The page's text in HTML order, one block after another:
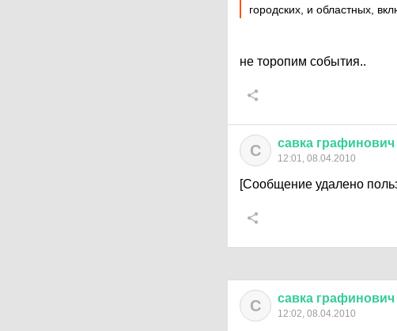
городских, и областных,
не торопим события..
С савка графинович
12:01, 08.04.2010
[Сообщение удалено
С савка графинович
12:02, 08.04.2010